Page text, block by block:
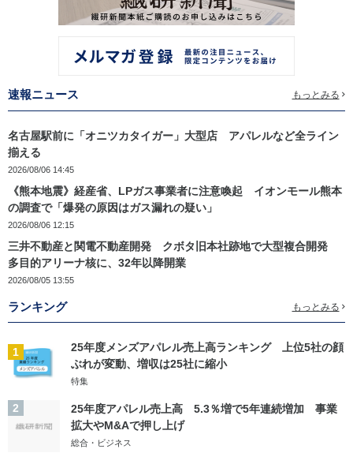
速報ニュース もっとみる
名古屋駅前に「オニツカタイガー」大型店 アパレルなど全ライン
揃える
2026/08/06 14:45
《熊本地震》経産省、LPガス事業者に注意喚起 イオンモール熊本
の調査で「爆発の原因はガス漏れの疑い」
2026/08/06 12:15
三井不動産と関電不動産開発 クボタ旧本社跡地で大型複合開発
多目的アリーナ核に、32年以降開業
2026/08/05 13:55
ランキング もっとみる
1
25年度メンズアパレル売上高ランキング 上位5社の顔
ぶれが変動、増収は25社に縮小
特集
2
25年度アパレル売上高 5.3％増で5年連続増加 事業
拡大やM&Aで押し上げ
総合・ビジネス